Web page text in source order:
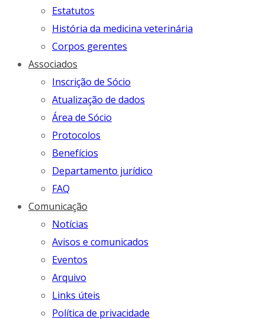
Estatutos
História da medicina veterinária
Corpos gerentes
Associados
Inscrição de Sócio
Atualização de dados
Área de Sócio
Protocolos
Benefícios
Departamento jurídico
FAQ
Comunicação
Notícias
Avisos e comunicados
Eventos
Arquivo
Links úteis
Política de privacidade